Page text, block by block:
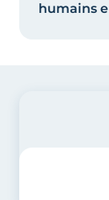
humains